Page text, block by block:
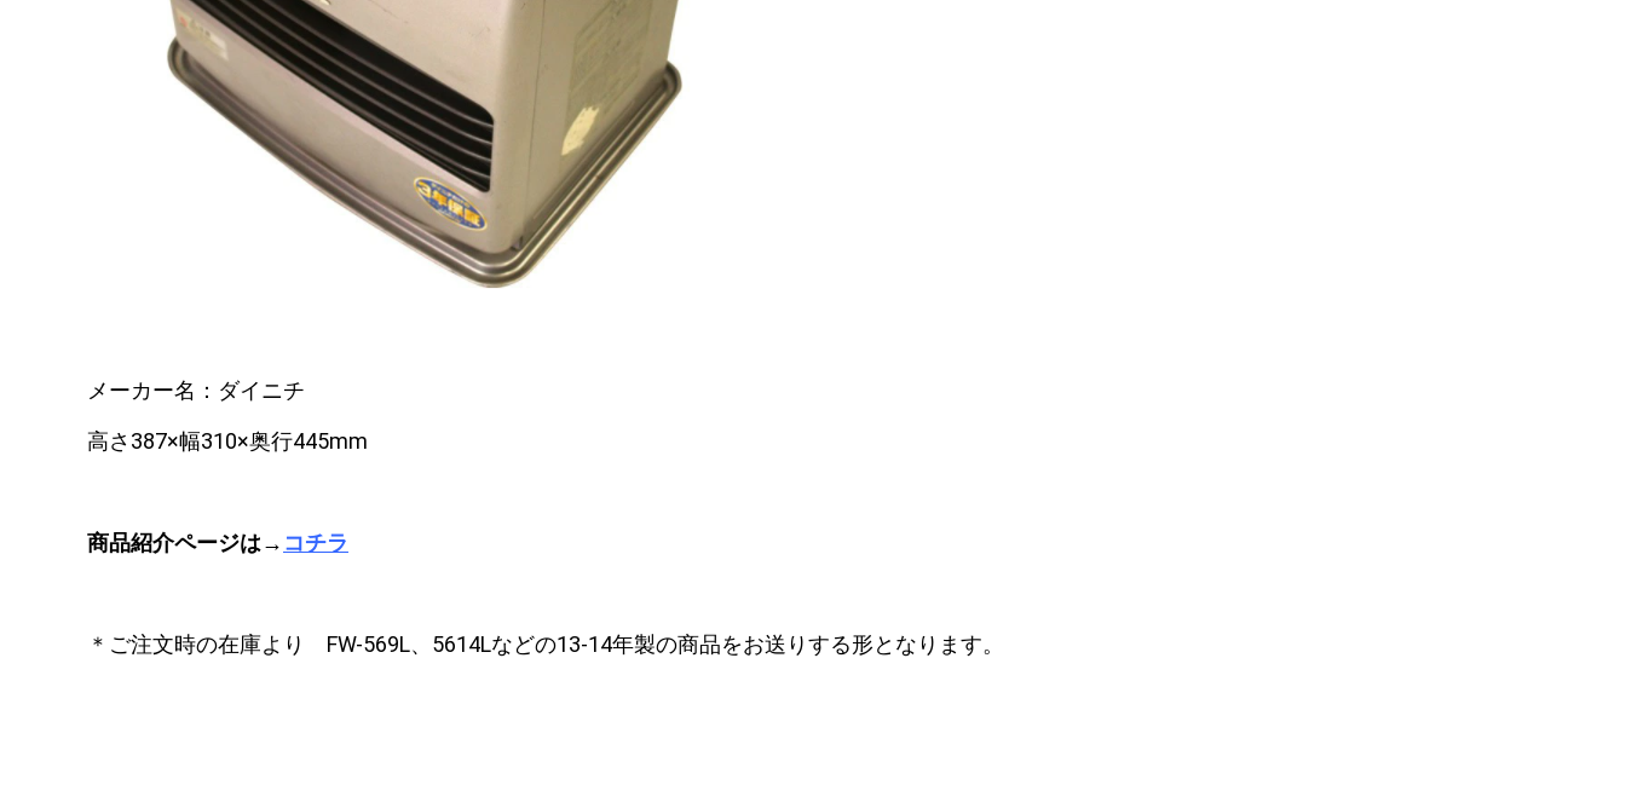
メーカー名：ダイニチ
高さ387×幅310×奥行445mm
商品紹介ページは→ コチラ
＊ご注文時の在庫より FW-569L、5614Lなどの13-14年製の商品をお送りする形となります。